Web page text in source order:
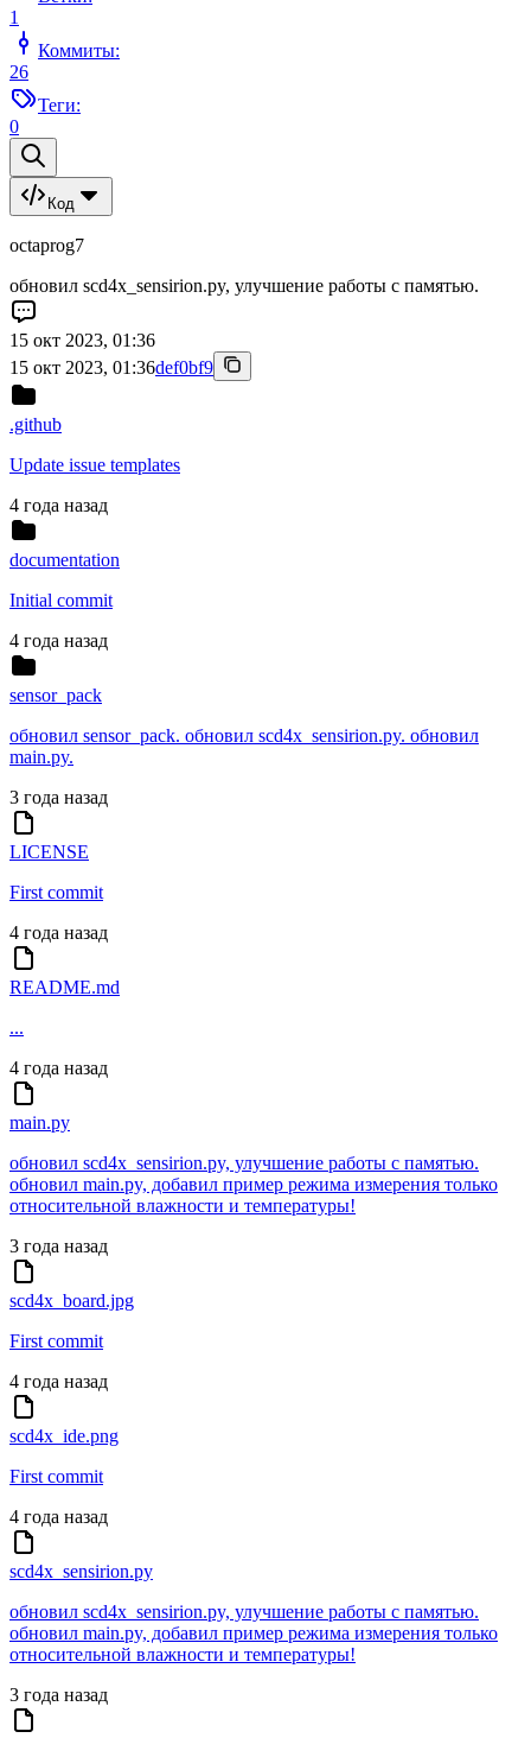
1
Коммиты:
26
Теги:
0
Код
octaprog7
обновил scd4x_sensirion.py, улучшение работы с памятью.
15 окт 2023, 01:36
15 окт 2023, 01:36def0bf9
.github
Update issue templates
4 года назад
documentation
Initial commit
4 года назад
sensor_pack
обновил sensor_pack. обновил scd4x_sensirion.py. обновил
main.py.
3 года назад
LICENSE
First commit
4 года назад
README.md
...
4 года назад
main.py
обновил scd4x_sensirion.py, улучшение работы с памятью.
обновил main.py, добавил пример режима измерения только
относительной влажности и температуры!
3 года назад
scd4x_board.jpg
First commit
4 года назад
scd4x_ide.png
First commit
4 года назад
scd4x_sensirion.py
обновил scd4x_sensirion.py, улучшение работы с памятью.
обновил main.py, добавил пример режима измерения только
относительной влажности и температуры!
3 года назад